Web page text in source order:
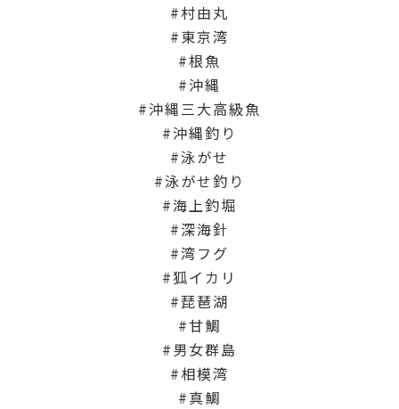
村由丸
東京湾
根魚
沖縄
沖縄三大高級魚
沖縄釣り
泳がせ
泳がせ釣り
海上釣堀
深海針
湾フグ
狐イカリ
琵琶湖
甘鯛
男女群島
相模湾
真鯛